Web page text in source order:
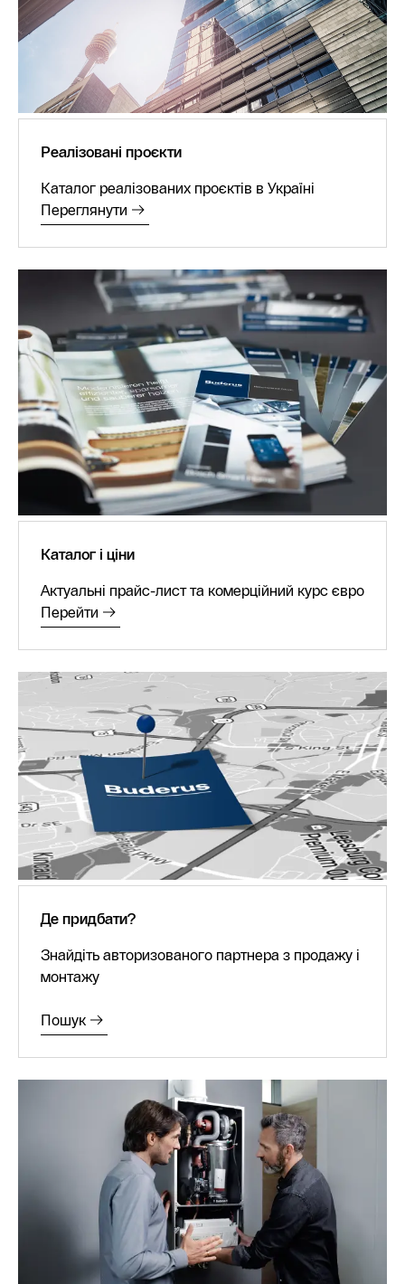
Реалізовані проєкти
Каталог реалізованих проєктів в Україні
Переглянути
Каталог і ціни
Актуальні прайс-лист та комерційний курс євро
Перейти
Де придбати?
Знайдіть авторизованого партнера з продажу і
монтажу
Пошук